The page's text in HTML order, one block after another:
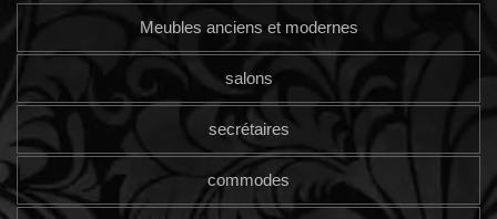
Meubles anciens et modernes
salons
secrétaires
commodes